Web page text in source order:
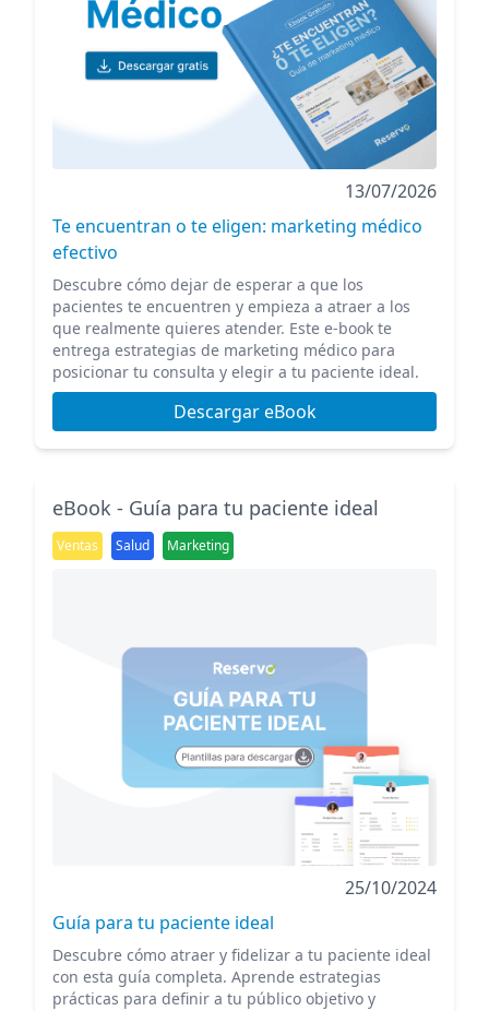
13/07/2026
Te encuentran o te eligen: marketing médico
efectivo
Descubre cómo dejar de esperar a que los
pacientes te encuentren y empieza a atraer a los
que realmente quieres atender. Este e-book te
entrega estrategias de marketing médico para
posicionar tu consulta y elegir a tu paciente ideal.
Descargar eBook
eBook - Guía para tu paciente ideal
Ventas Salud Marketing
25/10/2024
Guía para tu paciente ideal
Descubre cómo atraer y fidelizar a tu paciente ideal
con esta guía completa. Aprende estrategias
prácticas para definir a tu público objetivo y